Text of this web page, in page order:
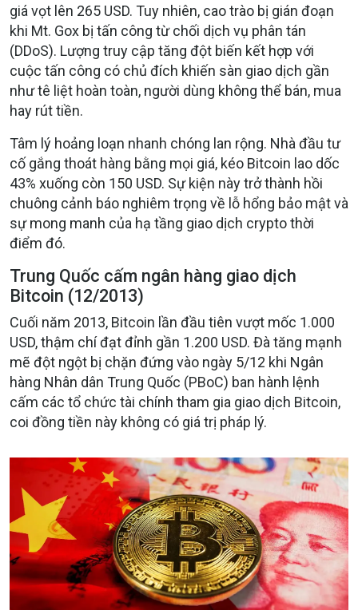
giá vọt lên 265 USD. Tuy nhiên, cao trào bị gián đoạn
khi Mt. Gox bị tấn công từ chối dịch vụ phân tán
(DDoS). Lượng truy cập tăng đột biến kết hợp với
cuộc tấn công có chủ đích khiến sàn giao dịch gần
như tê liệt hoàn toàn, người dùng không thể bán, mua
hay rút tiền.
Tâm lý hoảng loạn nhanh chóng lan rộng. Nhà đầu tư
cố gắng thoát hàng bằng mọi giá, kéo Bitcoin lao dốc
43% xuống còn 150 USD. Sự kiện này trở thành hồi
chuông cảnh báo nghiêm trọng về lỗ hổng bảo mật và
sự mong manh của hạ tầng giao dịch crypto thời
điểm đó.
Trung Quốc cấm ngân hàng giao dịch
Bitcoin (12/2013)
Cuối năm 2013, Bitcoin lần đầu tiên vượt mốc 1.000
USD, thậm chí đạt đỉnh gần 1.200 USD. Đà tăng mạnh
mẽ đột ngột bị chặn đứng vào ngày 5/12 khi Ngân
hàng Nhân dân Trung Quốc (PBoC) ban hành lệnh
cấm các tổ chức tài chính tham gia giao dịch Bitcoin,
coi đồng tiền này không có giá trị pháp lý.